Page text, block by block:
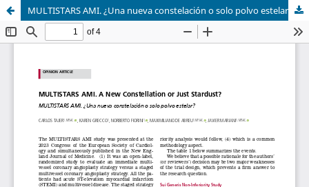
MULTISTARS AMI. ¿Una nueva constelación o solo polvo estelar?